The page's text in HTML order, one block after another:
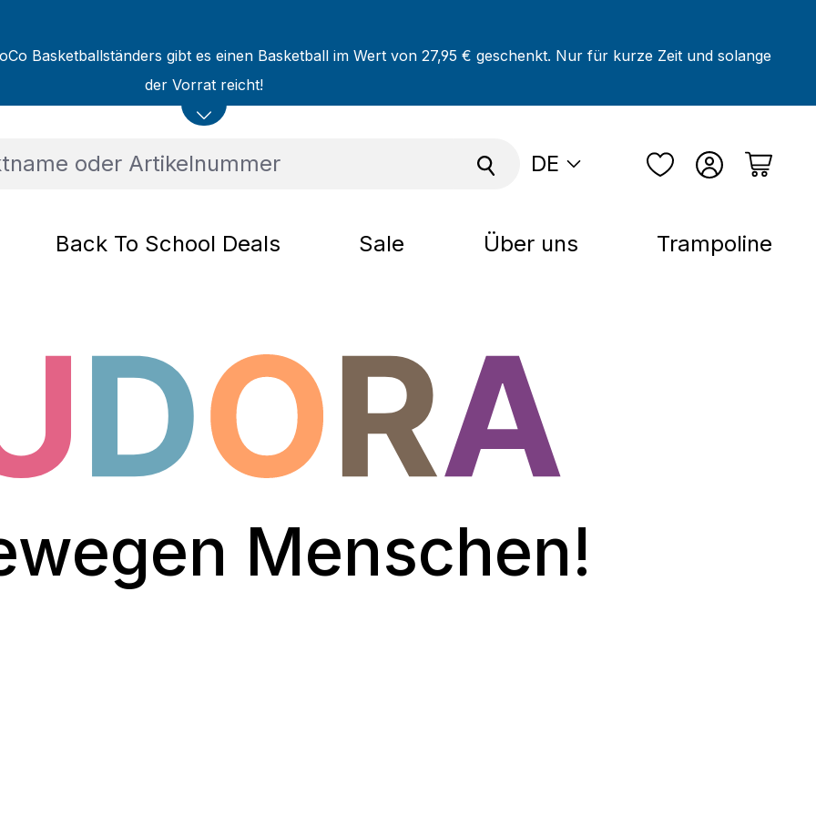
Basketballständers gibt es einen Basketball im Wert von 27,95 € geschenkt. Nur für kurze Zeit und solange
der Vorrat reicht!
DE
Back To School Deals Sale Über uns Trampoline
Menschen!